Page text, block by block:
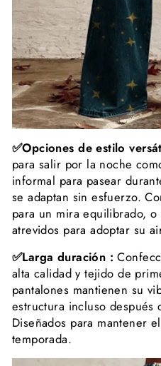
✅Opciones de estilo
para salir por la noche
informal para pasear
se adaptan sin esfuerzo.
para un mira equilibrado,
atrevidos para adoptar su
✅Larga duración :
alta calidad y tejido de
pantalones mantienen su
estructura incluso después
Diseñados para mantener
temporada.